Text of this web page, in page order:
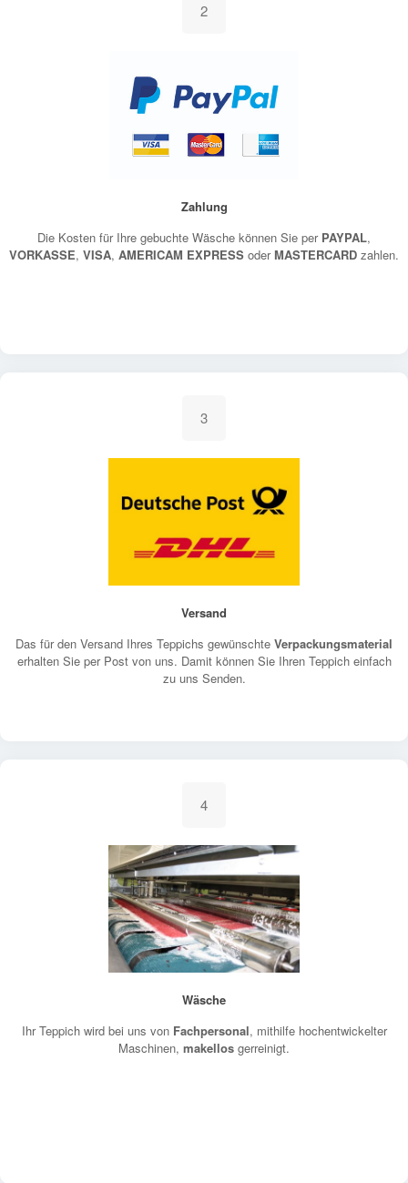
2
Zahlung
Die Kosten für Ihre gebuchte Wäsche können Sie per PAYPAL,
VORKASSE, VISA, AMERICAM EXPRESS oderMASTERCARD zahlen.
3
Versand
Das für den Versand Ihres Teppichs gewünschte Verpackungsmaterial
erhalten Sie per Post von uns. Damit können Sie Ihren Teppich einfach
zu uns Senden.
4
Wäsche
Ihr Teppich wird bei uns von Fachpersonal, mithilfe hochentwickelter
Maschinen, makellos gerreinigt.